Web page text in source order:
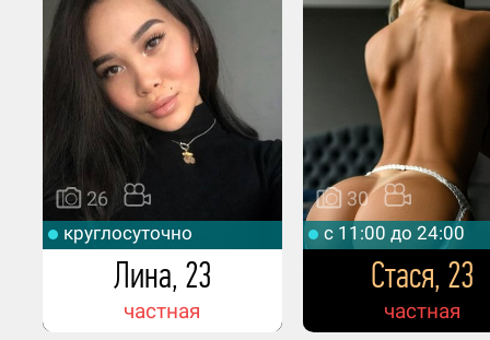
круглосуточно
Лина, 23
частная
26
c 11:00 до 24:00
Стася, 23
частная
30